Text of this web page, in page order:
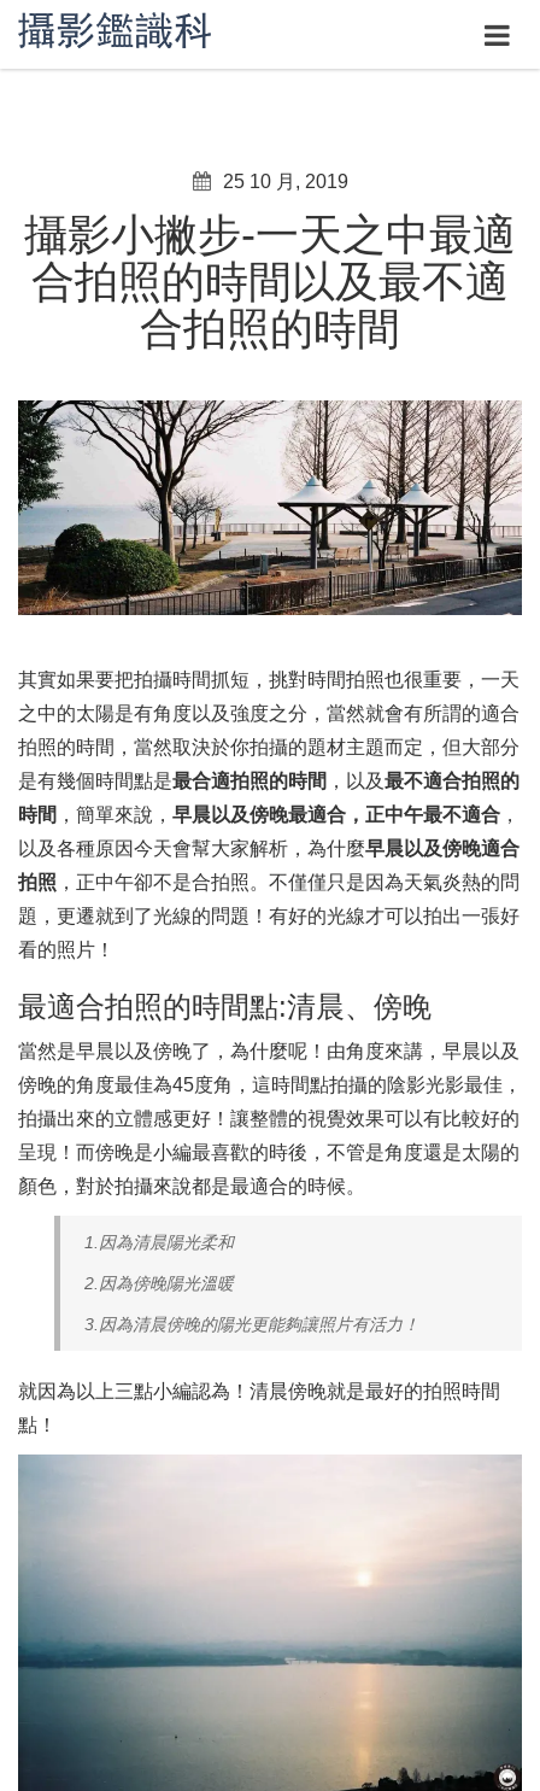
25 10 月, 2019
攝影小撇步-一天之中最適
合拍照的時間以及最不適
合拍照的時間
其實如果要把拍攝時間抓短，挑對時間拍照也很重要，一天
之中的太陽是有角度以及強度之分，當然就會有所謂的適合
拍照的時間，當然取決於你拍攝的題材主題而定，但大部分
是有幾個時間點是最合適拍照的時間 ，以及最不適合拍照的
時間 ，簡單來說， 早晨以及傍晚最適合，正中午最不適合 ，
以及各種原因今天會幫大家解析，為什麼早晨以及傍晚適合
拍照 ，正中午卻不是合拍照。不僅僅只是因為天氣炎熱的問
題，更遷就到了光線的問題！有好的光線才可以拍出一張好
看的照片！
最適合拍照的時間點:清晨、傍晚
當然是早晨以及傍晚了，為什麼呢！由角度來講，早晨以及
傍晚的角度最佳為45度角，這時間點拍攝的陰影光影最佳，
拍攝出來的立體感更好！讓整體的視覺效果可以有比較好的
呈現！而傍晚是小編最喜歡的時後，不管是角度還是太陽的
顏色，對於拍攝來說都是最適合的時候。
1.因為清晨陽光柔和
2.因為傍晚陽光溫暖
3.因為清晨傍晚的陽光更能夠讓照片有活力！
就因為以上三點小編認為！清晨傍晚就是最好的拍照時間
點！